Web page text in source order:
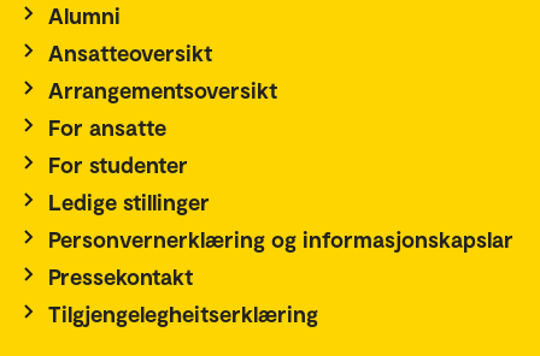
Alumni
Ansatteoversikt
Arrangementsoversikt
For ansatte
For studenter
Ledige stillinger
Personvernerklæring og informasjonskapslar
Pressekontakt
Tilgjengelegheitserklæring